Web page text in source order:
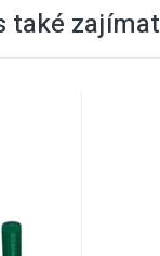
také zajímat